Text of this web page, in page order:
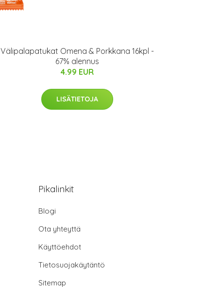
Välipalapatukat Omena & Porkkana 16kpl -
67% alennus
4.99 EUR
LISÄTIETOJA
Pikalinkit
Blogi
Ota yhteyttä
Käyttöehdot
Tietosuojakäytäntö
Sitemap